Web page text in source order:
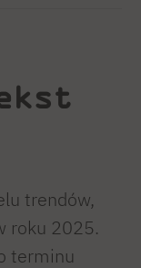
trendów,
roku 2025.
terminu